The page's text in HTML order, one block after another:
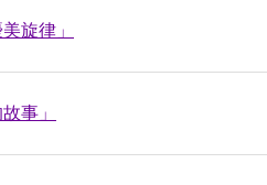
旋律」
事」